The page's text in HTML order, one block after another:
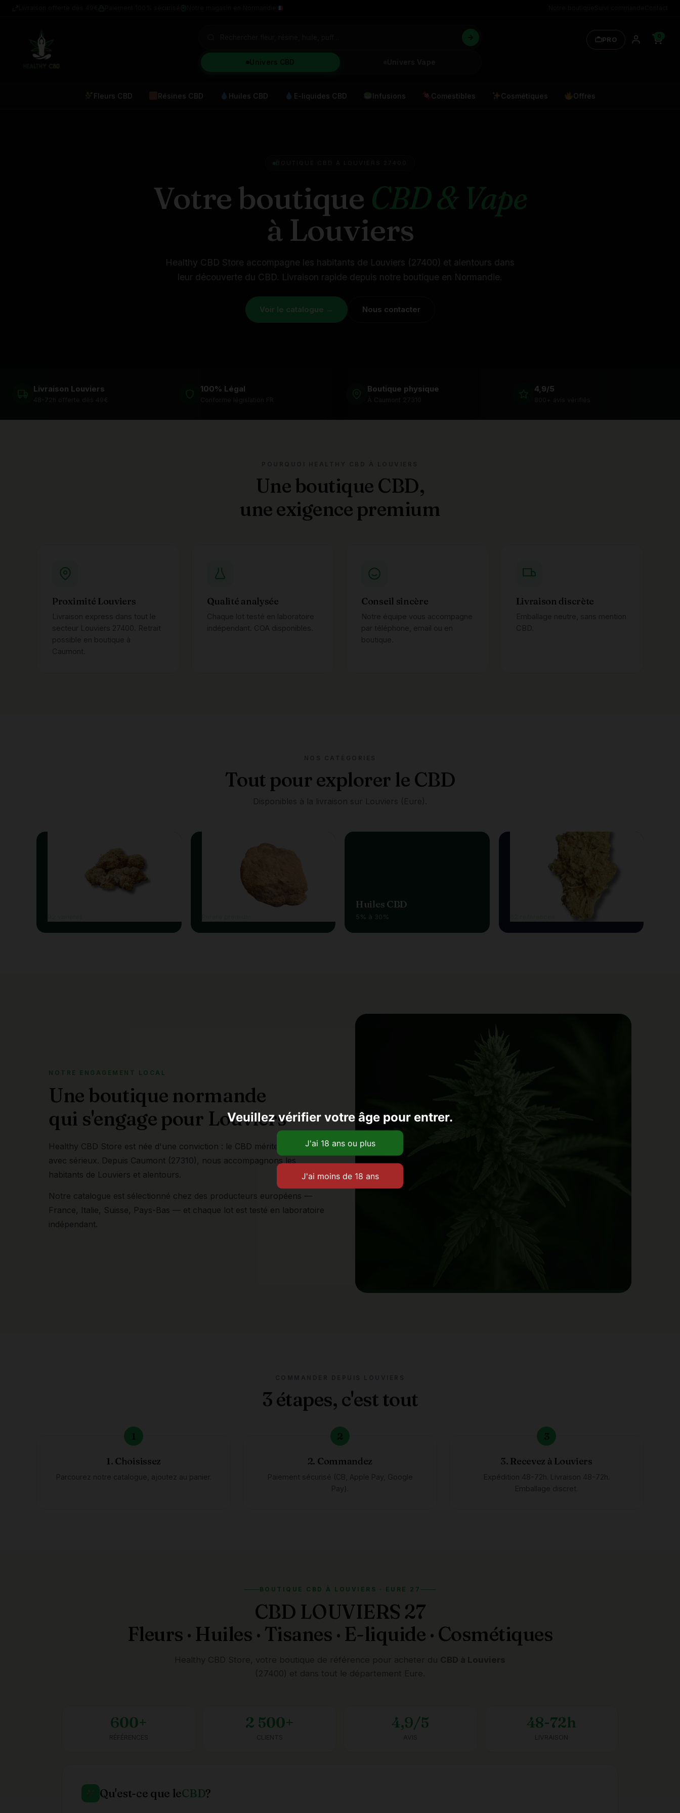
Univers CBD
PRO 0
Fleurs CBD Résines CBD Huiles CBD E-liquides CBD Infusions Comestibles Cosmétiques Offres
Votre boutique CBD & Vape
à Louviers
Healthy CBD Store accompagne les habitants de Louviers (27400) et alentours dans
leur découverte du CBD. Livraison rapide depuis notre boutique en Normandie.
Voir le catalogue → Nous contacter
Livraison Louviers 100% Légal Boutique physique 4,9/5
Une boutique CBD,
une exigence premium
Proximité Louviers
Livraison express dans tout le
secteur Louviers 27400. Retrait
possible en boutique à
Caumont.
Qualité analysée
Chaque lot testé en laboratoire
indépendant. COA disponibles.
Conseil sincère
Notre équipe vous accompagne
par téléphone, email ou en
boutique.
Livraison discrète
Emballage neutre, sans mention
CBD.
Tout pour explorer le CBD
Disponibles à la livraison sur Louviers (Eure).
Huiles CBD
5% à 30%
NOTRE ENGAGEMENT LOCAL
Une boutique normande
qui s'engage pour Louviers
Healthy CBD Store est née d'une conviction : le CBD mérite d'être traité
avec sérieux. Depuis Caumont (27310), nous accompagnons les
habitants de Louviers et alentours.
Notre catalogue est sélectionné chez des producteurs européens —
France, Italie, Suisse, Pays-Bas — et chaque lot est testé en laboratoire
indépendant.
3 étapes, c'est tout
1. Choisissez
Parcourez notre catalogue, ajoutez au panier.
2. Commandez
Paiement sécurisé (CB, Apple Pay, Google
Pay).
3. Recevez à Louviers
Expédition 48-72h. Livraison 48-72h.
Emballage discret.
BOUTIQUE CBD À LOUVIERS · EURE 27
CBD LOUVIERS 27
Fleurs · Huiles · Tisanes · E-liquide · Cosmétiques
Healthy CBD Store, votre boutique de référence pour acheter du CBD à Louviers
(27400) et dans tout le département Eure.
600+
RÉFÉRENCES
2 500+
CLIENTS
4,9/5
AVIS
48-72h
LIVRAISON
Qu'est-ce que leCBD?
Veuillez vérifier votre âge pour entrer.